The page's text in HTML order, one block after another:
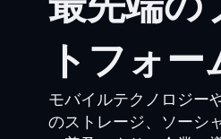
トフォー
モバイルテクノロジー
のストレージ、ソーシ